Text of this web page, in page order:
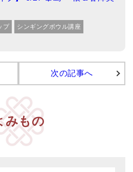
プ シンギングボウル講座
次の記事へ
みもの